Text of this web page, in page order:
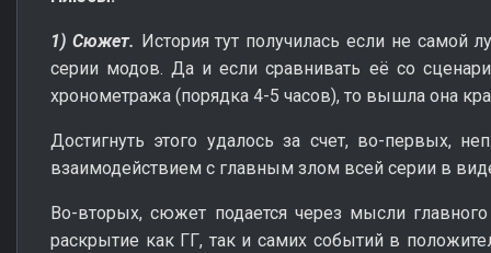
1) Сюжет. История тут получилась если не самой
серии модов. Да и если сравнивать её со
хронометража (порядка 4-5 часов), то вышла она
Достигнуть этого удалось за счет, во-первых,
взаимодействием с главным злом всей серии в
Во-вторых, сюжет подается через мысли
раскрытие как ГГ, так и самих событий в